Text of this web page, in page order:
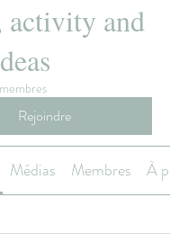
activity and
Rejoindre
Médias Membres À